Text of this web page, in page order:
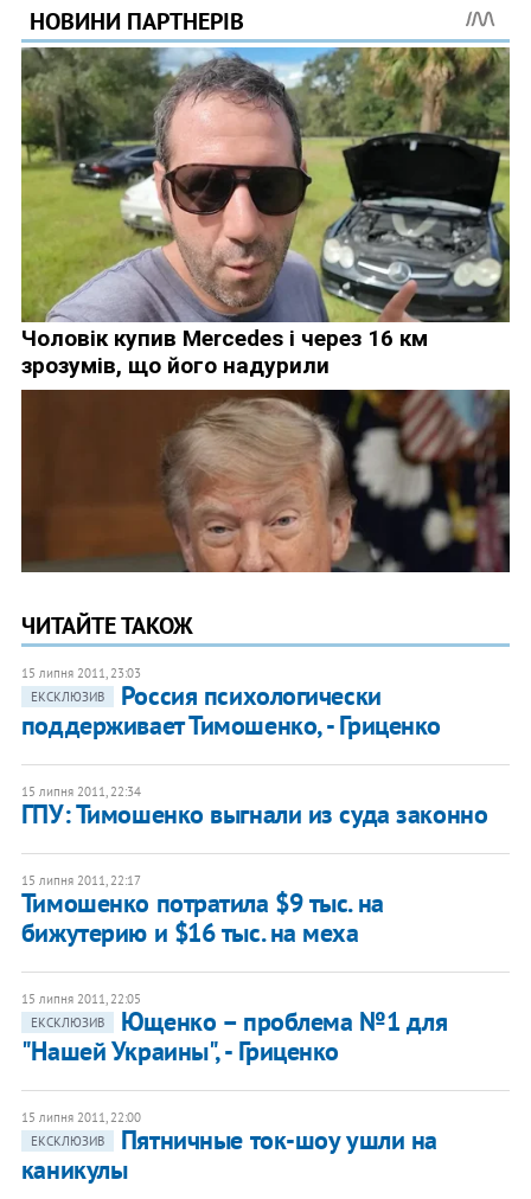
ЧИТАЙТЕ ТАКОЖ
15 липня 2011, 23:03
ЕКСКЛЮЗИВ
Россия психологически
поддерживает Тимошенко, - Гриценко
15 липня 2011, 22:34
ГПУ: Тимошенко выгнали из суда законно
15 липня 2011, 22:17
Тимошенко потратила $9 тыс. на
бижутерию и $16 тыс. на меха
15 липня 2011, 22:05
ЕКСКЛЮЗИВ
Ющенко – проблема №1 для
"Нашей Украины", - Гриценко
15 липня 2011, 22:00
ЕКСКЛЮЗИВ
Пятничные ток-шоу ушли на
каникулы